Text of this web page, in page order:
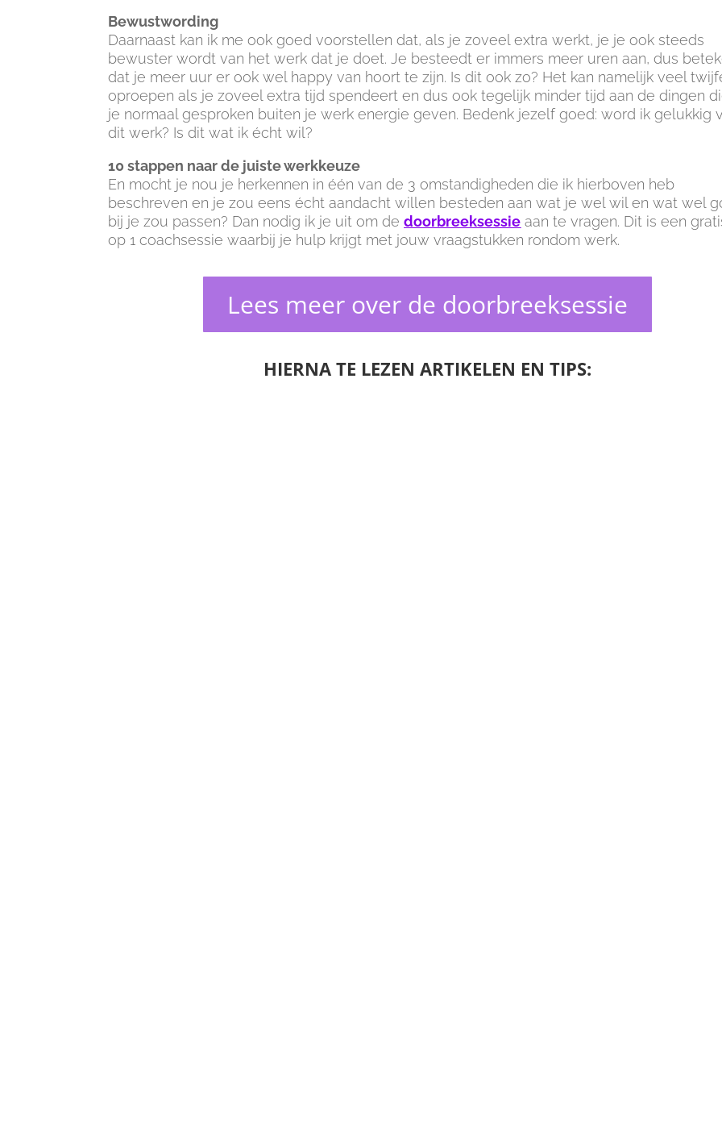
Bewustwording
Daarnaast kan ik me ook goed voorstellen dat, als je zoveel extra werkt, je je ook steeds
bewuster wordt van het werk dat je doet. Je besteedt er immers meer uren aan, dus
dat je meer uur er ook wel happy van hoort te zijn. Is dit ook zo? Het kan namelijk veel
oproepen als je zoveel extra tijd spendeert en dus ook tegelijk minder tijd aan de dingen
je normaal gesproken buiten je werk energie geven. Bedenk jezelf goed: word ik gelukkig
dit werk? Is dit wat ik écht wil?
10 stappen naar de juiste werkkeuze
En mocht je nou je herkennen in één van de 3 omstandigheden die ik hierboven heb
beschreven en je zou eens écht aandacht willen besteden aan wat je wel wil en wat wel
bij je zou passen? Dan nodig ik je uit om dedoorbreeksessie aan te vragen. Dit is een
op 1 coachsessie waarbij je hulp krijgt met jouw vraagstukken rondom werk.
Lees meer over de doorbreeksessie
HIERNA TE LEZEN ARTIKELEN EN TIPS: